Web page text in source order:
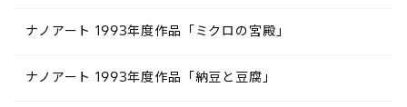
ナノアート 1993年度作品「ミクロの宮殿」
ナノアート 1993年度作品「納豆と豆腐」